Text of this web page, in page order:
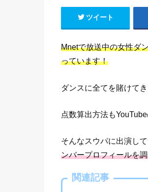
ツイート
Mnetで放送中の女性ダ
っています！
ダンスに全てを賭けて
点数算出方法も
そんなスウパに出演して
ンバープロフィールを
関連記事